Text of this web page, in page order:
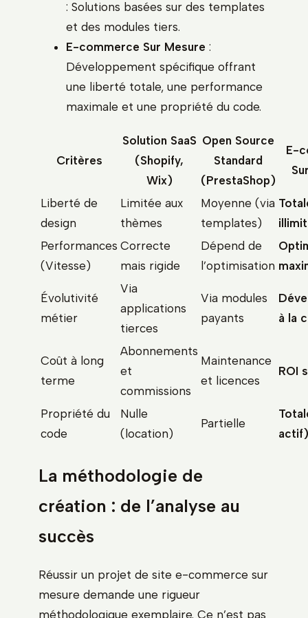
: Solutions basées sur des templates
et des modules tiers.
E-commerce Sur Mesure :
Développement spécifique offrant
une liberté totale, une performance
maximale et une propriété du code.
Critères
Solution SaaS
(Shopify,
Wix)
Open Source
Standard
(PrestaShop)
E-
Liberté de
design
Limitée aux
thèmes
Moyenne (via
templates)
Performances
(Vitesse)
Correcte
mais rigide
Dépend de
l’optimisation
Évolutivité
métier
Via
applications
tierces
Via modules
payants
à la
Coût à long
terme
Abonnements
et
commissions
Maintenance
et licences
ROI
Propriété du
code
Nulle
(location)
Partielle
actif)
La méthodologie de
création : de l’analyse au
succès
Réussir un projet de site e-commerce sur
mesure demande une rigueur
méthodologique exemplaire. Ce n’est pas